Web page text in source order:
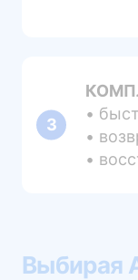
•
•
•
Выбирая